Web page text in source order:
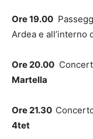
Ore 19.00
Ardea e all’interno
Ore 20.00
Martella
Ore 21.30
4tet